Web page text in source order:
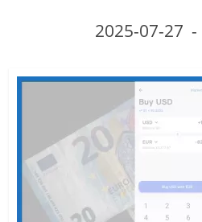
2025-07-27 -